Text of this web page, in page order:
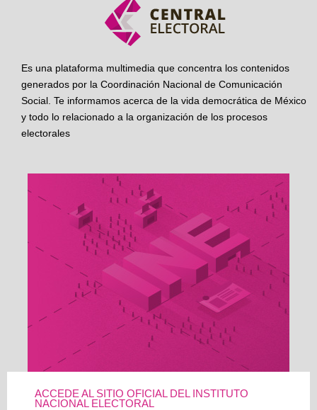
Es una plataforma multimedia que concentra los contenidos
generados por la Coordinación Nacional de Comunicación
Social. Te informamos acerca de la vida democrática de México
y todo lo relacionado a la organización de los procesos
electorales
ACCEDE AL SITIO OFICIAL DEL INSTITUTO
NACIONAL ELECTORAL